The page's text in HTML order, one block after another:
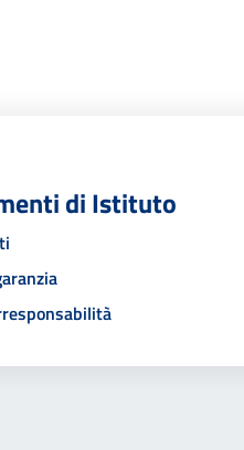
di Istituto